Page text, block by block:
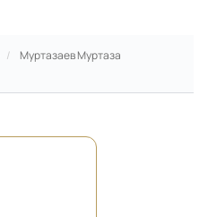
/
Муртазаев Муртаза